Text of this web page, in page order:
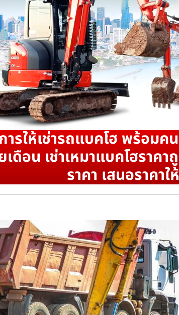
ารให้เช่ารถแบคโฮ พร้อมค
เดือน เช่าเหมาแบคโฮราค
ราคา เสนอราคา